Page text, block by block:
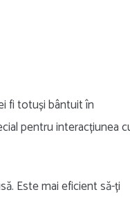
fi totuși bântuit în
pentru interacțiunea
Este mai eficient să-ți